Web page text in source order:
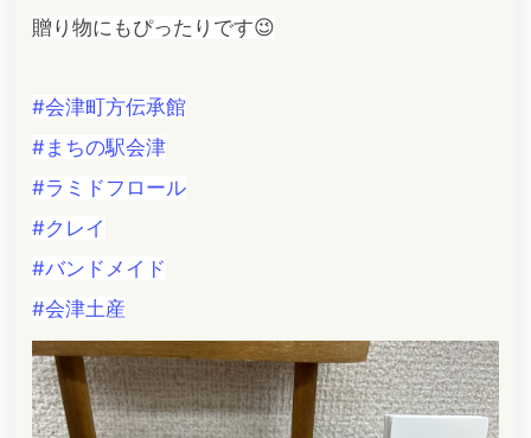
贈り物にもぴったりです😉
#会津町方伝承館
#まちの駅会津
#ラミドフロール
#クレイ
#バンドメイド
#会津土産